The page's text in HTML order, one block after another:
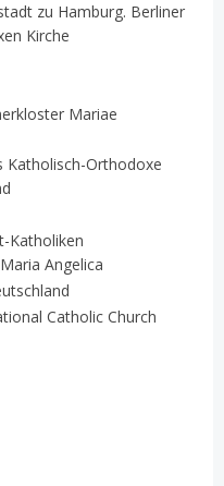
zu Hamburg. Berliner
Kirche
Mariae
Katholisch-Orthodoxe
Katholiken
Angelica
Catholic Church